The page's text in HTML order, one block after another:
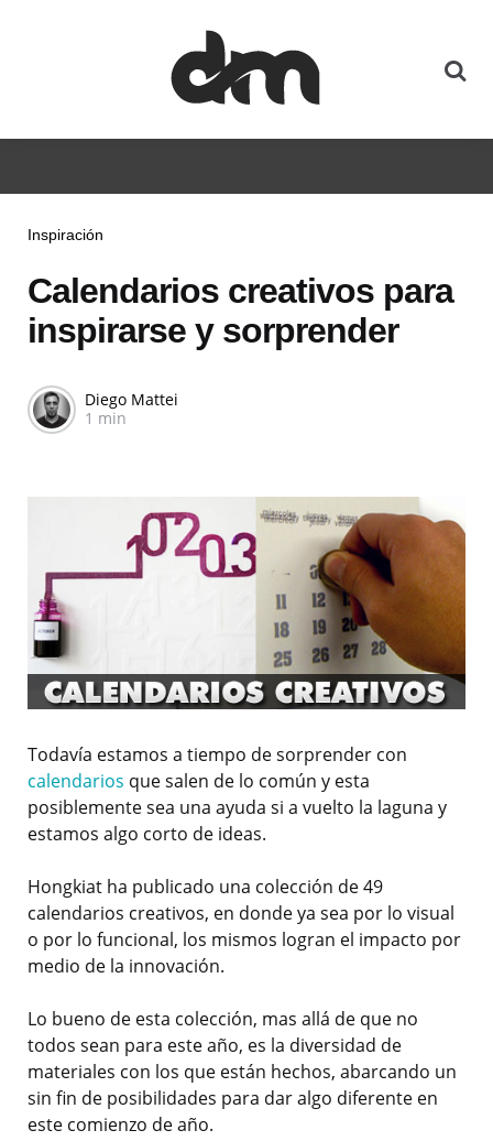
Inspiración
Calendarios creativos para
inspirarse y sorprender
Diego Mattei
1 min
Todavía estamos a tiempo de sorprender con
calendarios que salen de lo común y esta
posiblemente sea una ayuda si a vuelto la laguna y
estamos algo corto de ideas.
Hongkiat ha publicado una colección de 49
calendarios creativos, en donde ya sea por lo visual
o por lo funcional, los mismos logran el impacto por
medio de la innovación.
Lo bueno de esta colección, mas allá de que no
todos sean para este año, es la diversidad de
materiales con los que están hechos, abarcando un
sin fin de posibilidades para dar algo diferente en
este comienzo de año.